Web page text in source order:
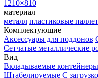
1210×810
материал
металл пластиковые
Комплектующие
Аксессуары для поддонов
Сетчатые металлические
Вид
Вкладываемые
Штабелируемые С